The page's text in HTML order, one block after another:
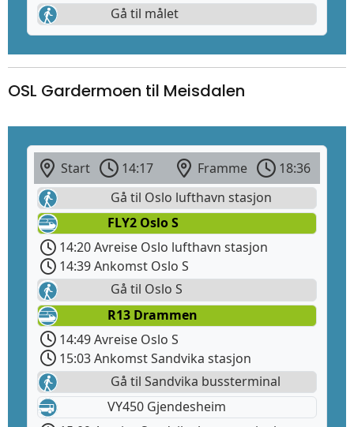
Gå til målet
OSL Gardermoen til Meisdalen
Start 14:17 Framme
18:36
Gå til Oslo lufthavn stasjon
FLY2 Oslo S
14:20 Avreise Oslo lufthavn stasjon
14:39 Ankomst Oslo S
Gå til Oslo S
R13 Drammen
14:49 Avreise Oslo S
15:03 Ankomst Sandvika stasjon
Gå til Sandvika bussterminal
VY450 Gjendesheim